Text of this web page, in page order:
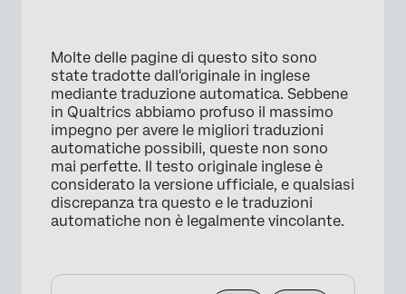
Molte delle pagine di questo sito sono
state tradotte dall'originale in inglese
mediante traduzione automatica. Sebbene
in Qualtrics abbiamo profuso il massimo
impegno per avere le migliori traduzioni
automatiche possibili, queste non sono
mai perfette. Il testo originale inglese è
considerato la versione ufficiale, e qualsiasi
discrepanza tra questo e le traduzioni
automatiche non è legalmente vincolante.